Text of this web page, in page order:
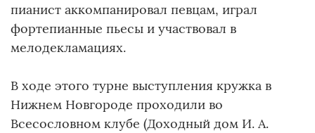
пианист аккомпанировал певцам, играл
фортепианные пьесы и участвовал в
мелодекламациях.
В ходе этого турне выступления кружка в
Нижнем Новгороде проходили во
Всесословном клубе (Доходный дом И. А.